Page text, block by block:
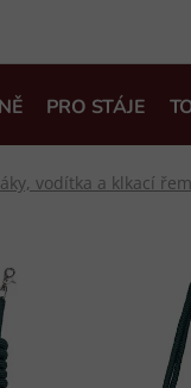
PRO STÁJE
vodítka a klkací